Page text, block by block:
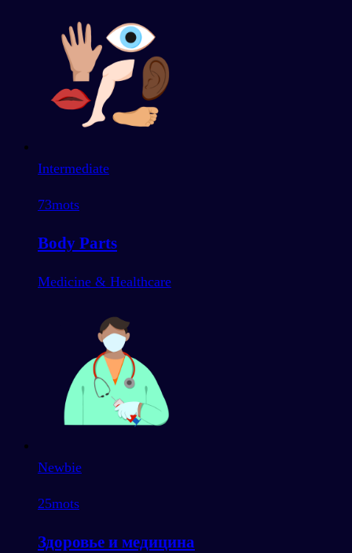
Intermediate
73mots
Body Parts
Medicine & Healthcare
Newbie
25mots
Здоровье и медицина